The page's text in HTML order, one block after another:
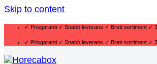
Skip to content
✓ Prisgaranti ✓ Snabb leverans ✓ Brett sortiment ✓
✓ Prisgaranti ✓ Snabb leverans ✓ Brett sortiment ✓